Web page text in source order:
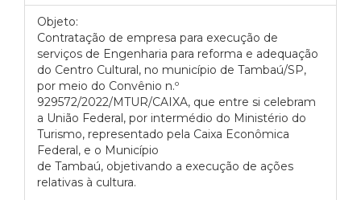
Objeto:
Contratação de empresa para execução de
serviços de Engenharia para reforma e adequação
do Centro Cultural, no município de Tambaú/SP,
por meio do Convênio n.º
929572/2022/MTUR/CAIXA, que entre si celebram
a União Federal, por intermédio do Ministério do
Turismo, representado pela Caixa Econômica
Federal, e o Município
de Tambaú, objetivando a execução de ações
relativas à cultura.